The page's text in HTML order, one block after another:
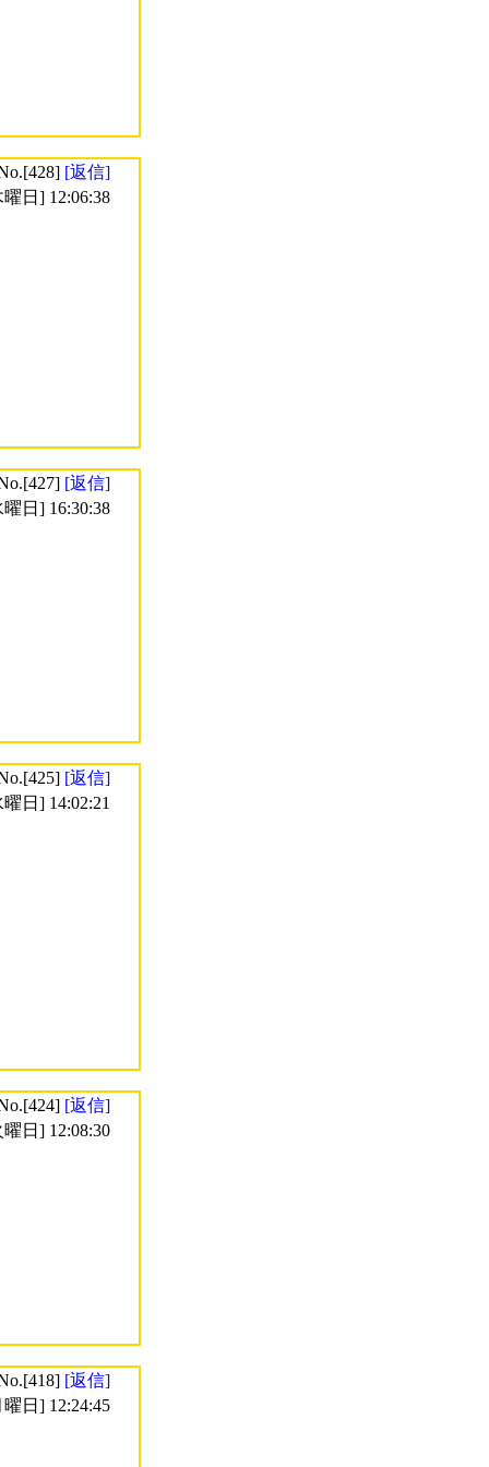
[返信]
日] 12:06:38
[返信]
日] 16:30:38
[返信]
日] 14:02:21
[返信]
日] 12:08:30
[返信]
日] 12:24:45